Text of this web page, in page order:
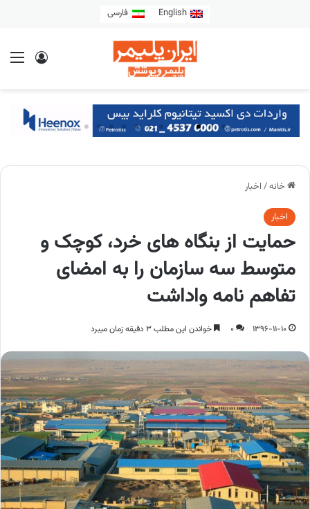
English فارسی
خانه/ اخبار
اخبار
حمایت از بنگاه های خرد، کوچک و
متوسط سه سازمان را به امضای
تفاهم نامه واداشت
1396-11-10
0 خواندن این مطلب 3 دقیقه زمان میبرد